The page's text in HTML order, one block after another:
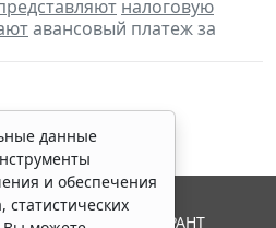
налоговую
авансовый платеж за
данные
и обеспечения
статистических
2026. Система ГАРАНТ